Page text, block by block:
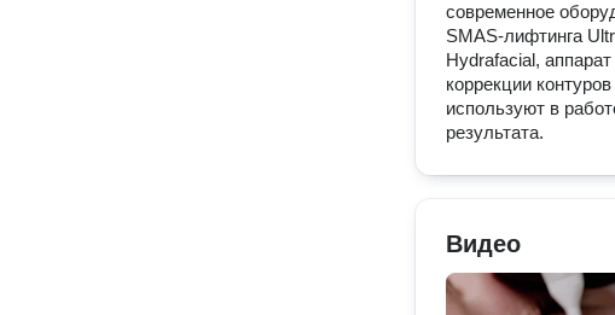
современное
SMAS-лифтинга
Hydrafacial,
коррекции
используют в
результата.
Видео